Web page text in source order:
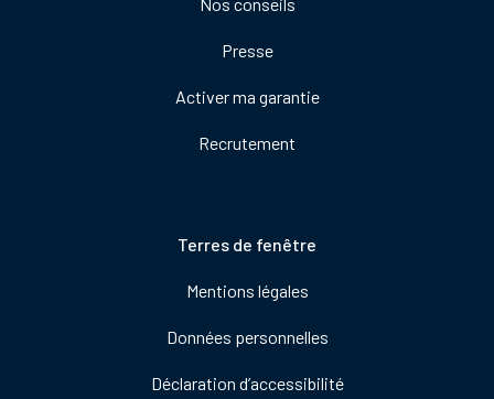
Presse
Activer ma garantie
Recrutement
Terres de fenêtre
Mentions légales
Données personnelles
Déclaration d’accessibilité